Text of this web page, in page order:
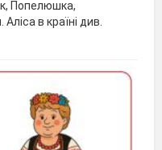
Попелюшка,
в країні див.